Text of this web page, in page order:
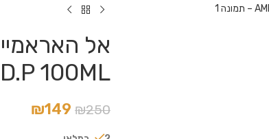
100ML
₪250
₪149